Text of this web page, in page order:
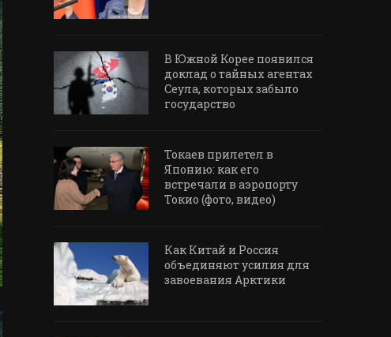
В Южной Корее появился
доклад о тайных агентах
Сеула, которых забыло
государство
Токаев прилетел в
Японию: как его
встречали в аэропорту
Токио (фото, видео)
Как Китай и Россия
объединяют усилия для
завоевания Арктики